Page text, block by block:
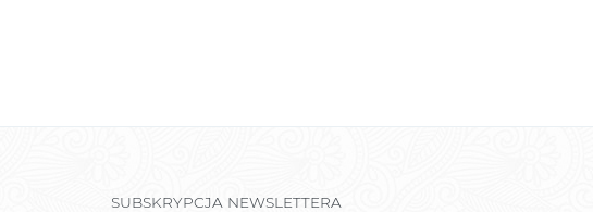
SUBSKRYPCJA NEWSLETTERA